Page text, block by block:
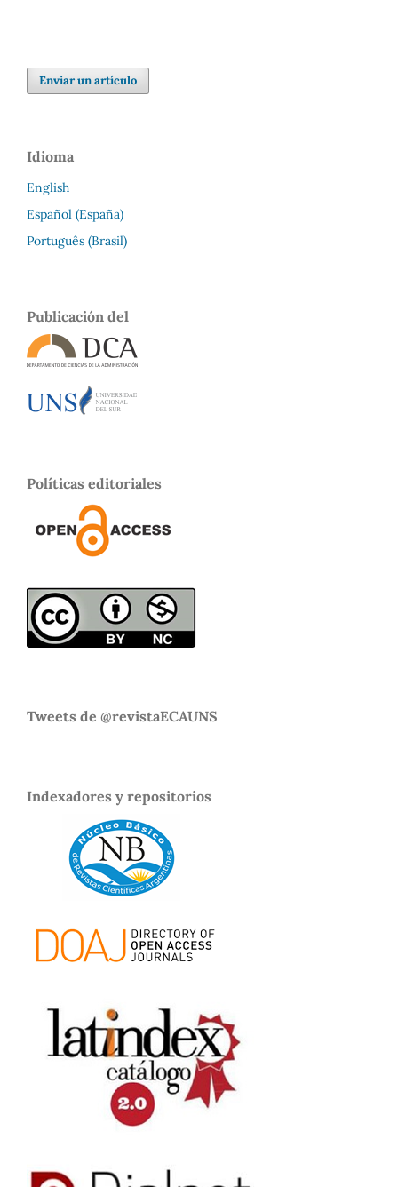
Enviar un artículo
Idioma
English
Español (España)
Português (Brasil)
Publicación del
Políticas editoriales
Tweets de @revistaECAUNS
Indexadores y repositorios